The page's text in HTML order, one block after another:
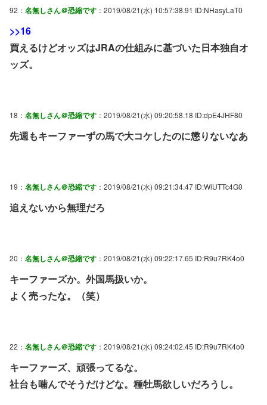
92： 名無しさん＠恐縮です ：2019/08/21(水) 10:57:38.91 ID:NHasyLaT0
>>16
買えるけどオッズはJRAの仕組みに基づいた日本独自オ
ッズ。
18： 名無しさん＠恐縮です ：2019/08/21(水) 09:20:58.18 ID:dpE4JHF80
先週もキーファーずの馬で大コケしたのに懲りないなあ
19： 名無しさん＠恐縮です ：2019/08/21(水) 09:21:34.47 ID:WlUTTc4G0
追えないから無理だろ
20： 名無しさん＠恐縮です ：2019/08/21(水) 09:22:17.65 ID:R9u7RK4o0
キーファーズか。外国馬扱いか。
よく売ったな。（笑）
22： 名無しさん＠恐縮です ：2019/08/21(水) 09:24:02.45 ID:R9u7RK4o0
キーファーズ、頑張ってるな。
社台も噛んでそうだけどな。種牡馬欲しいだろうし。